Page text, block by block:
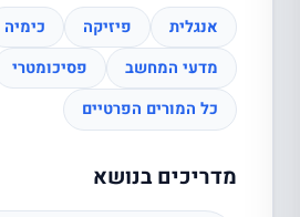
אנגלית פיזיקה כימיה
מדעי המחשב
פסיכומטרי
כל המורים הפרטיים
מדריכים בנושא